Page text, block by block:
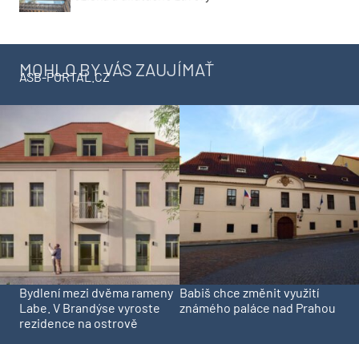
MOHLO BY VÁS ZAUJÍMAŤ
ASB-PORTAL.CZ
Bydlení mezi dvěma rameny
Labe. V Brandýse vyroste
rezidence na ostrově
Babiš chce změnit využití
známého paláce nad Prahou